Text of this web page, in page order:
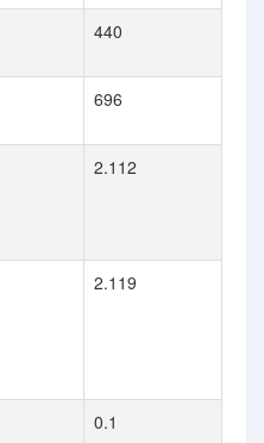
440
696
2.112
2.119
0.1